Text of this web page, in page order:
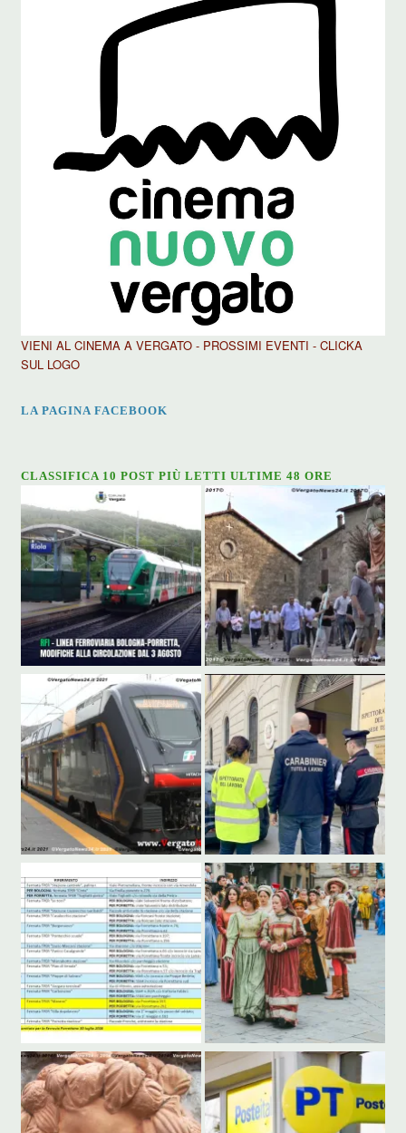
VIENI AL CINEMA A VERGATO - PROSSIMI EVENTI - CLICKA
SUL LOGO
LA PAGINA FACEBOOK
CLASSIFICA 10 POST PIÙ LETTI ULTIME 48 ORE